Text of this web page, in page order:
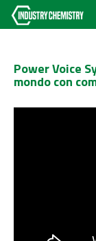
Power Voice
mondo con